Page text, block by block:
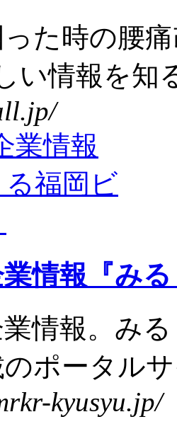
た時の腰
い情報を知
情報『み
情報。み
ポータル
kyusyu.jp/